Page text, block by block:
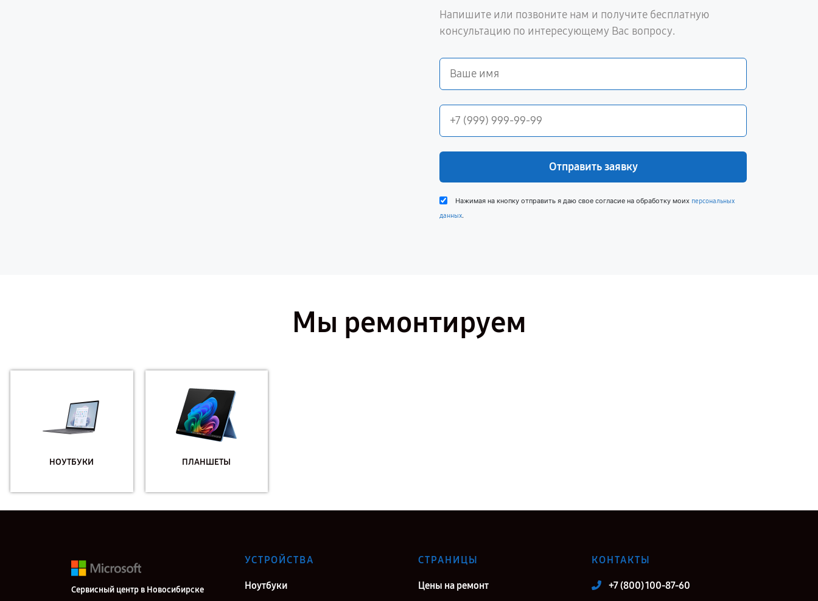
Напишите или позвоните нам и получите бесплатную
консультацию по интересующему Вас вопросу.
Отправить заявку
Нажимая на кнопку отправить я даю свое согласие на обработку моих персональных
данных.
Мы ремонтируем
НОУТБУКИ ПЛАНШЕТЫ
Сервисный центр в Новосибирске
УСТРОЙСТВА
Ноутбуки
СТРАНИЦЫ
Цены на ремонт
КОНТАКТЫ
+7 (800) 100-87-60